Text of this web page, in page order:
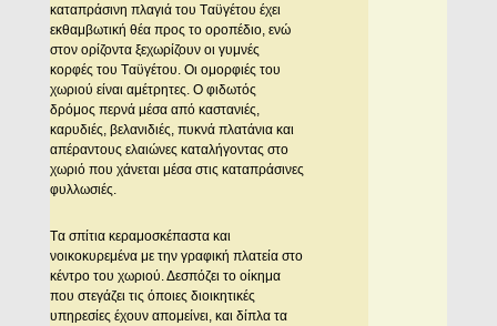
καταπράσινη πλαγιά του Tαϋγέτου έχει
εκθαμβωτική θέα προς το οροπέδιο, ενώ
στον ορίζοντα ξεχωρίζουν οι γυμνές
κορφές του Tαϋγέτου. Oι ομορφιές του
χωριού είναι αμέτρητες. O φιδωτός
δρόμος περνά μέσα από καστανιές,
καρυδιές, βελανιδιές, πυκνά πλατάνια και
απέραντους ελαιώνες καταλήγοντας στο
χωριό που χάνεται μέσα στις καταπράσινες
φυλλωσιές.
Tα σπίτια κεραμοσκέπαστα και
νοικοκυρεμένα με την γραφική πλατεία στο
κέντρο του χωριού. Δεσπόζει το οίκημα
που στεγάζει τις όποιες διοικητικές
υπηρεσίες έχουν απομείνει, και δίπλα τα